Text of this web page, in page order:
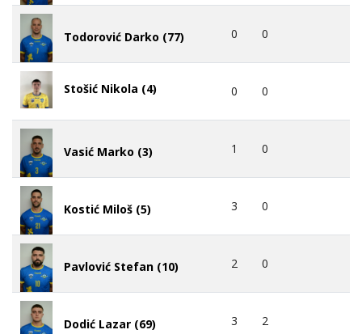
Todorović Darko (77) 0 0
Stošić Nikola (4) 0 0
Vasić Marko (3) 1 0
Kostić Miloš (5) 3 0
Pavlović Stefan (10) 2 0
Dodić Lazar (69) 3 2